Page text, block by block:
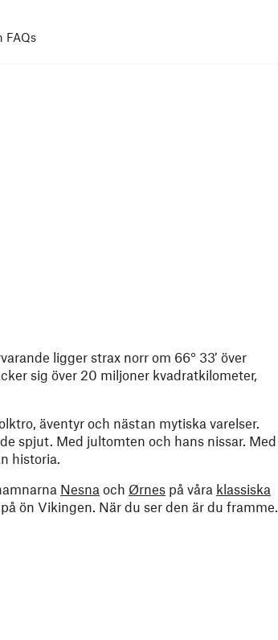
FAQs
ligger strax norr om 66° 33′ över
sig över 20 miljoner kvadratkilometer,
äventyr och nästan mytiska varelser.
spjut. Med jultomten och hans nissar. Med
historia.
Nesna och Ørnes på våra klassiska
ön Vikingen. När du ser den är du framme.